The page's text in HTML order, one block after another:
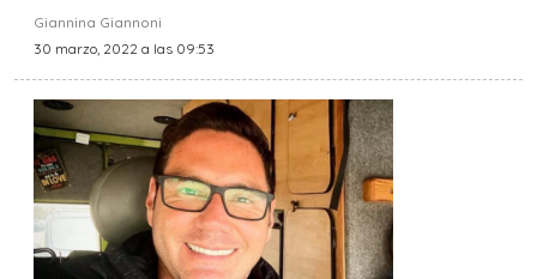
Giannina Giannoni
30 marzo, 2022 a las 09:53